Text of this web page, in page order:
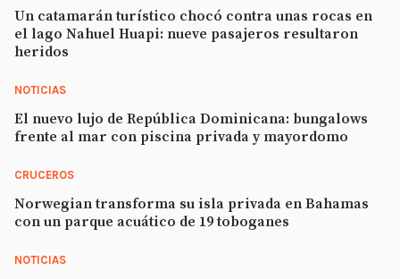
Un catamarán turístico chocó contra unas rocas en
el lago Nahuel Huapi: nueve pasajeros resultaron
heridos
NOTICIAS
El nuevo lujo de República Dominicana: bungalows
frente al mar con piscina privada y mayordomo
CRUCEROS
Norwegian transforma su isla privada en Bahamas
con un parque acuático de 19 toboganes
NOTICIAS